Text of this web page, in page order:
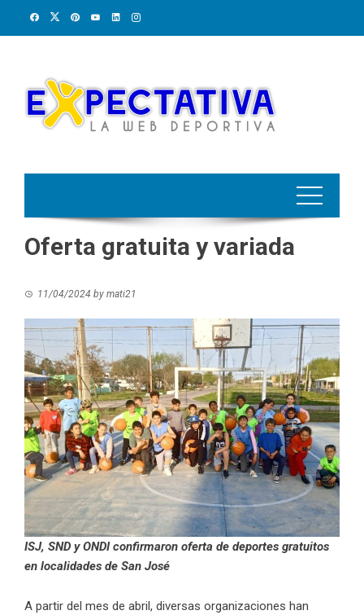
Oferta gratuita y variada
11/04/2024 by mati21
ISJ, SND y ONDI confirmaron oferta de deportes gratuitos
en localidades de San José
A partir del mes de abril, diversas organizaciones han